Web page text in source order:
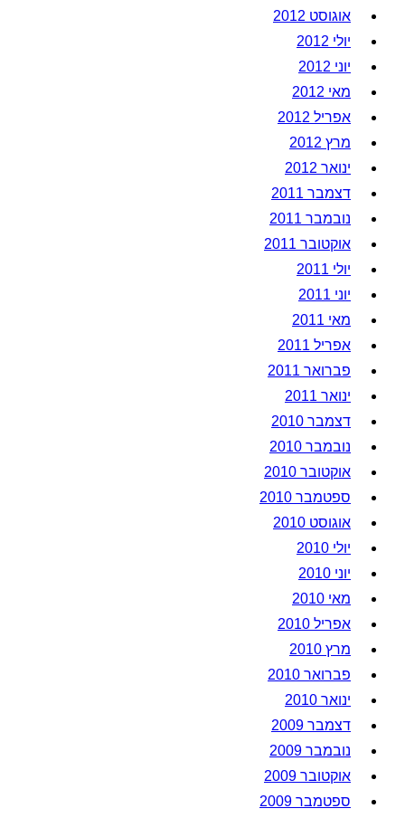
אוגוסט 2012
יולי 2012
יוני 2012
מאי 2012
אפריל 2012
מרץ 2012
ינואר 2012
דצמבר 2011
נובמבר 2011
אוקטובר 2011
יולי 2011
יוני 2011
מאי 2011
אפריל 2011
פברואר 2011
ינואר 2011
דצמבר 2010
נובמבר 2010
אוקטובר 2010
ספטמבר 2010
אוגוסט 2010
יולי 2010
יוני 2010
מאי 2010
אפריל 2010
מרץ 2010
פברואר 2010
ינואר 2010
דצמבר 2009
נובמבר 2009
אוקטובר 2009
ספטמבר 2009